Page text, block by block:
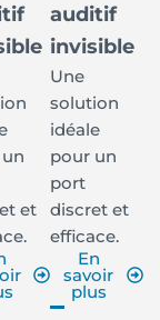
et
auditif
invisible
Une
solution
idéale
pour un
port
discret et
efficace.
En
savoir
plus